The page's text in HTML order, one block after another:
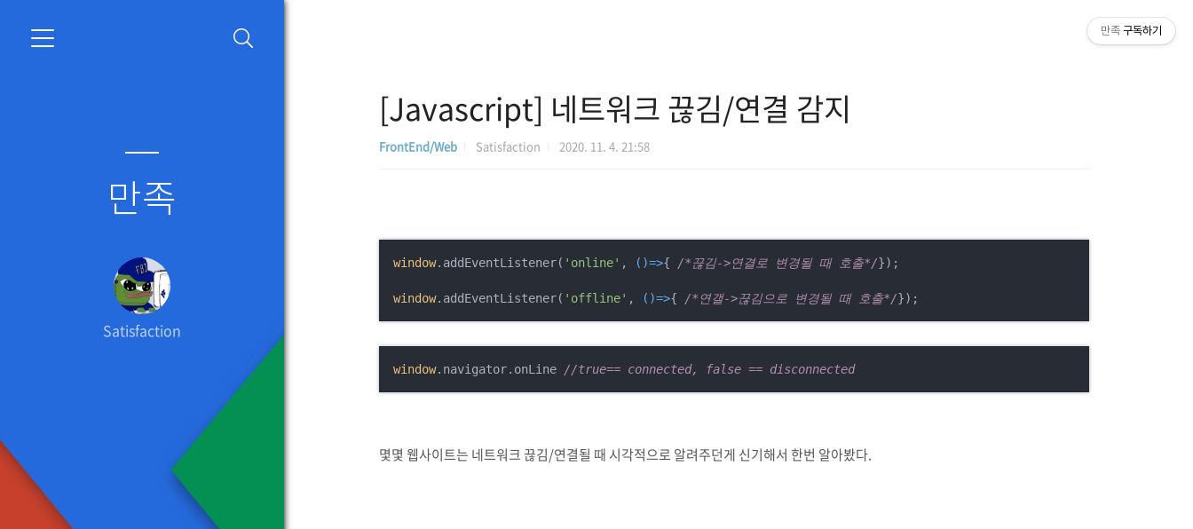
만족
Satisfaction
[Javascript] 네트워크 끊김/연결 감지
FrontEnd/Web Satisfaction 2020. 11. 4. 21:58
window.addEventListener( 'online' , ()=>{ /*끊김->연결로 변경될 때 호출*/});
window.addEventListener( 'offline' , ()=>{ /*연갤->끊김으로 변경될 때 호출*/});
window.navigator.onLine //true== connected, false == disconnected
몇몇 웹사이트는 네트워크 끊김/연결될 때 시각적으로 알려주던게 신기해서 한번 알아봤다.
만족 구독하기